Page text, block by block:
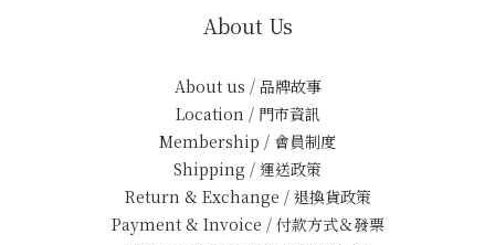
About Us
About us / 品牌故事
Location / 門市資訊
Membership / 會員制度
Shipping / 運送政策
Return & Exchange / 退換貨政策
Payment & Invoice / 付款方式＆發票